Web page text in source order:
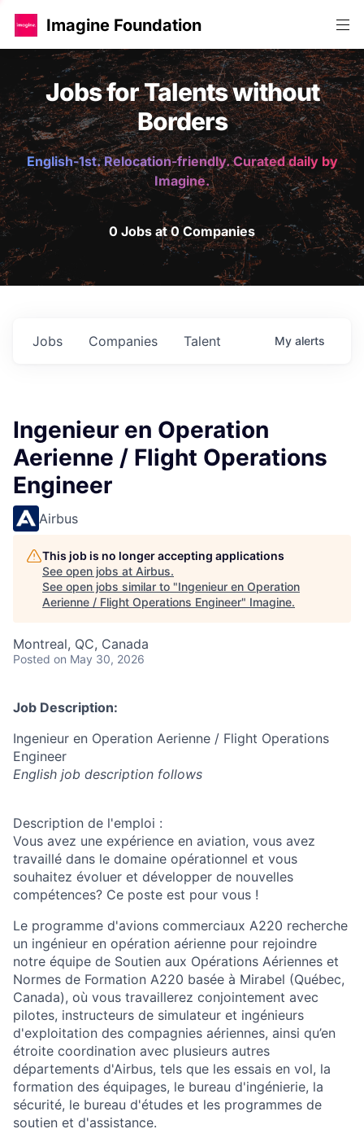
Imagine Foundation
Jobs for Talents without
Borders
English-1st. Relocation-friendly. Curated daily by
Imagine.
0 Jobs at 0 Companies
Jobs Companies Talent My alerts
Ingenieur en Operation
Aerienne / Flight Operations
Engineer
Airbus
This job is no longer accepting applications
See open jobs at Airbus.
See open jobs similar to "Ingenieur en Operation
Aerienne / Flight Operations Engineer" Imagine.
Montreal, QC, Canada
Posted on May 30, 2026
Job Description:
Ingenieur en Operation Aerienne / Flight Operations
Engineer
English job description follows
Description de l'emploi :
Vous avez une expérience en aviation, vous avez
travaillé dans le domaine opérationnel et vous
souhaitez évoluer et développer de nouvelles
compétences? Ce poste est pour vous !
Le programme d'avions commerciaux A220 recherche
un ingénieur en opération aérienne pour rejoindre
notre équipe de Soutien aux Opérations Aériennes et
Normes de Formation A220 basée à Mirabel (Québec,
Canada), où vous travaillerez conjointement avec
pilotes, instructeurs de simulateur et ingénieurs
d'exploitation des compagnies aériennes, ainsi qu’en
étroite coordination avec plusieurs autres
départements d'Airbus, tels que les essais en vol, la
formation des équipages, le bureau d'ingénierie, la
sécurité, le bureau d'études et les programmes de
soutien et d'assistance.